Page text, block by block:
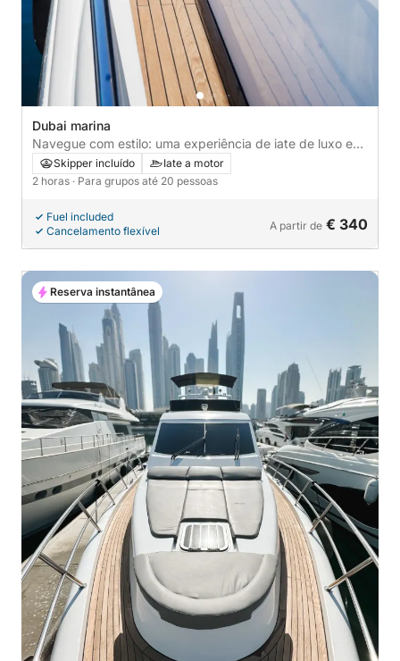
Dubai marina
Navegue com estilo: uma experiência de iate de luxo em
Dubai!Skipper incluído
Iate a motor
2 horas · Para grupos até 20 pessoas
Fuel included
Cancelamento flexível
A partir de € 340
Reserva instantânea